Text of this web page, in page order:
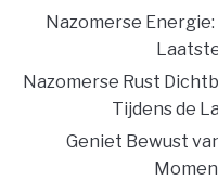
Nazomerse
Nazomerse Rust
Tijdens de
Geniet Bewust